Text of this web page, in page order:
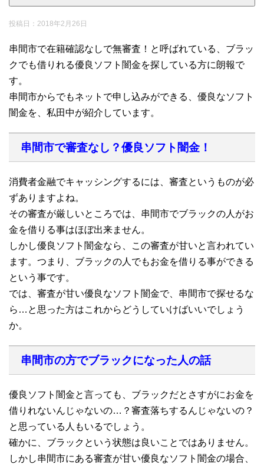
投稿日： 2018年2月26日
串間市で在籍確認なしで無審査！と呼ばれている、ブラッ
クでも借りれる優良ソフト闇金を探している方に朗報で
す。
串間市からでもネットで申し込みができる、優良なソフト
闇金を、私田中が紹介しています。
串間市で審査なし？優良ソフト闇金！
消費者金融でキャッシングするには、審査というものが必
ずありますよね。
その審査が厳しいところでは、串間市でブラックの人がお
金を借りる事はほぼ出来ません。
しかし優良ソフト闇金なら、この審査が甘いと言われてい
ます。つまり、ブラックの人でもお金を借りる事ができる
という事です。
では、審査が甘い優良なソフト闇金で、串間市で探せるな
ら…と思った方はこれからどうしていけばいいでしょう
か。
串間市の方でブラックになった人の話
優良ソフト闇金と言っても、ブラックだとさすがにお金を
借りれないんじゃないの…？審査落ちするんじゃないの？
と思っている人もいるでしょう。
確かに、ブラックという状態は良いことではありません。
しかし串間市にある審査が甘い優良なソフト闇金の場合、